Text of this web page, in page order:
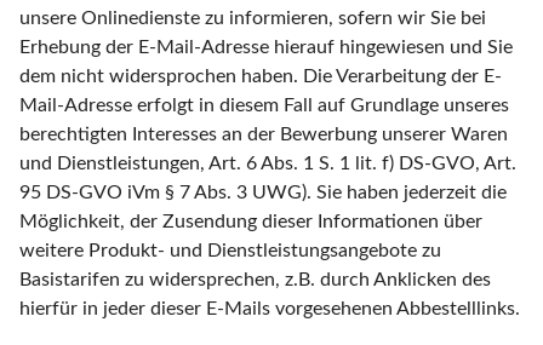
unsere Onlinedienste zu informieren, sofern wir Sie bei
Erhebung der E-Mail-Adresse hierauf hingewiesen und Sie
dem nicht widersprochen haben. Die Verarbeitung der E-
Mail-Adresse erfolgt in diesem Fall auf Grundlage unseres
berechtigten Interesses an der Bewerbung unserer Waren
und Dienstleistungen, Art. 6 Abs. 1 S. 1 lit. f) DS-GVO, Art.
95 DS-GVO iVm § 7 Abs. 3 UWG). Sie haben jederzeit die
Möglichkeit, der Zusendung dieser Informationen über
weitere Produkt- und Dienstleistungsangebote zu
Basistarifen zu widersprechen, z.B. durch Anklicken des
hierfür in jeder dieser E-Mails vorgesehenen Abbestelllinks.